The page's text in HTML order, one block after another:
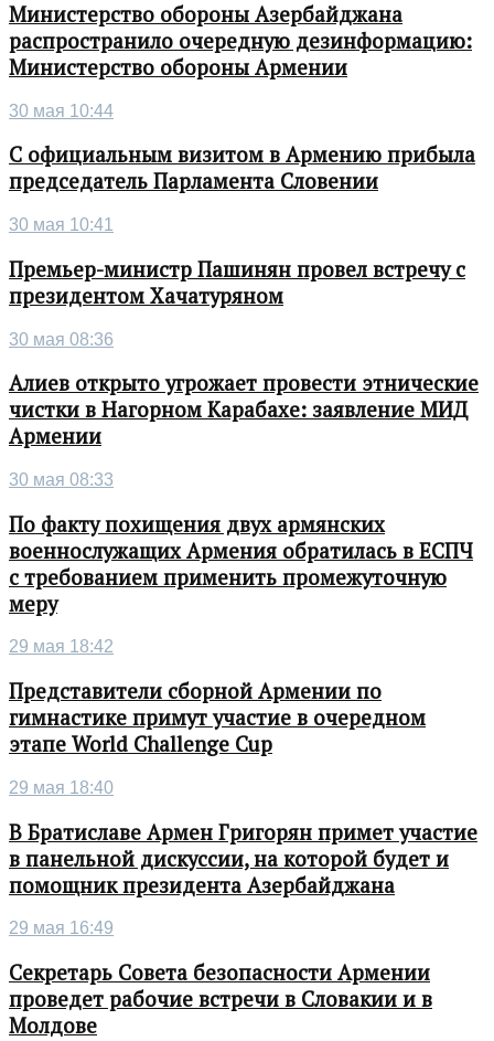
Министерство обороны Азербайджана
распространило очередную дезинформацию:
Министерство обороны Армении
30 мая 10:44
С официальным визитом в Армению прибыла
председатель Парламента Словении
30 мая 10:41
Премьер-министр Пашинян провел встречу с
президентом Хачатуряном
30 мая 08:36
Алиев открыто угрожает провести этнические
чистки в Нагорном Карабахе: заявление МИД
Армении
30 мая 08:33
По факту похищения двух армянских
военнослужащих Армения обратилась в ЕСПЧ
с требованием применить промежуточную
меру
29 мая 18:42
Представители сборной Армении по
гимнастике примут участие в очередном
этапе World Challenge Cup
29 мая 18:40
В Братиславе Армен Григорян примет участие
в панельной дискуссии, на которой будет и
помощник президента Азербайджана
29 мая 16:49
Секретарь Совета безопасности Армении
проведет рабочие встречи в Словакии и в
Молдове